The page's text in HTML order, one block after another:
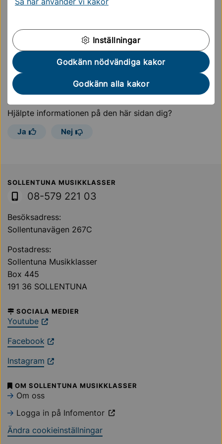
Inställningar
Godkänn nödvändiga kakor
Godkänn alla kakor
mentor.
kommunens webb.
Extra anpassning och särskilt stöd
Sidan uppdaterades5 februari 2024
Hjälpte informationen på den här sidan dig?
Ja Nej
Sollentuna Kommun
SOLLENTUNA MUSIKKLASSER
08-579 221 03
Besöksadress:
Sollentunavägen 267C
Postadress:
Sollentuna Musikklasser
Box 445
191 36 SOLLENTUNA
SOCIALA MEDIER
Youtube
Facebook
Instagram
OM SOLLENTUNA MUSIKKLASSER
Om oss
Logga in på Infomentor
Ändra cookieinställningar